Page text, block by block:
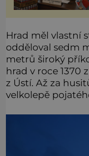
Hrad měl vlastní
odděloval sedm
metrů široký
hrad v roce 1370
z Ústí. Až za
velkolepě